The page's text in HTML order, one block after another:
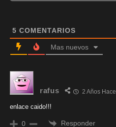
5 COMENTARIOS
Mas nuevos
rafus 2 Años Hace
enlace caido!!!
0 Responder